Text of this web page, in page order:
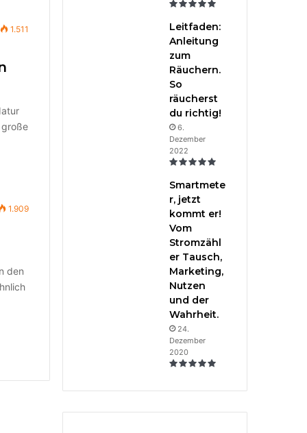
1.511
1.909
den
Leitfaden:
Anleitung
zum
Räuchern.
So
räucherst
du richtig!
6.
Dezember
2022
Smartmete
r, jetzt
kommt er!
Vom
Stromzähl
er Tausch,
Marketing,
Nutzen
und der
Wahrheit.
24.
Dezember
2020